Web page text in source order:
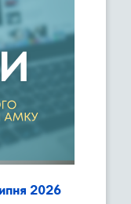
2026